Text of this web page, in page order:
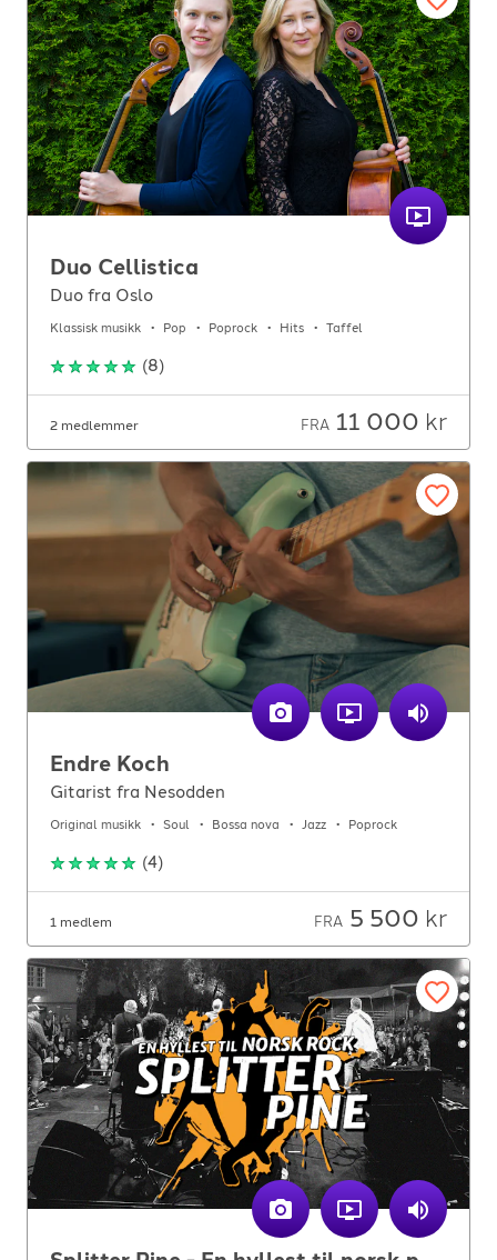
Duo Cellistica
Duo fra Oslo
Klassisk musikk Pop Poprock Hits Taffel
(8)
2 medlemmer FRA 11 000 kr
Endre Koch
Gitarist fra Nesodden
Original musikk Soul Bossa nova Jazz Poprock
(4)
1 medlem FRA 5 500 kr